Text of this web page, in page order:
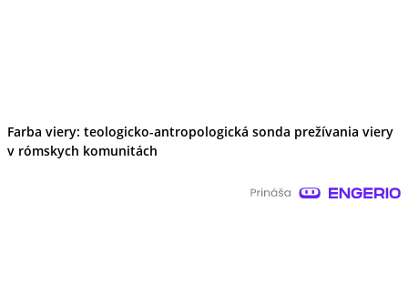
Farba viery: teologicko-antropologická sonda prežívania viery
v rómskych komunitách